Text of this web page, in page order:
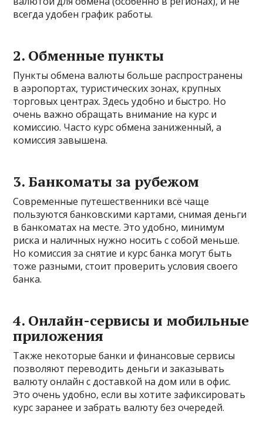
всегда удобен график работы.
2. Обменные пункты
Пункты обмена валюты больше распространены
в аэропортах, туристических зонах, крупных
торговых центрах. Здесь удобно и быстро. Но
очень важно обращать внимание на курс и
комиссию. Часто курс обмена заниженный, а
комиссия завышена.
3. Банкоматы за рубежом
Современные путешественники всё чаще
пользуются банковскими картами, снимая деньги
в банкоматах на месте. Это удобно, минимум
риска и наличных нужно носить с собой меньше.
Но комиссия за снятие и курс банка могут быть
тоже разными, стоит проверить условия своего
банка.
4. Онлайн-сервисы и мобильные
приложения
Также некоторые банки и финансовые сервисы
позволяют переводить деньги и заказывать
валюту онлайн с доставкой на дом или в офис.
Это очень удобно, если вы хотите зафиксировать
курс заранее и забрать валюту без очередей.